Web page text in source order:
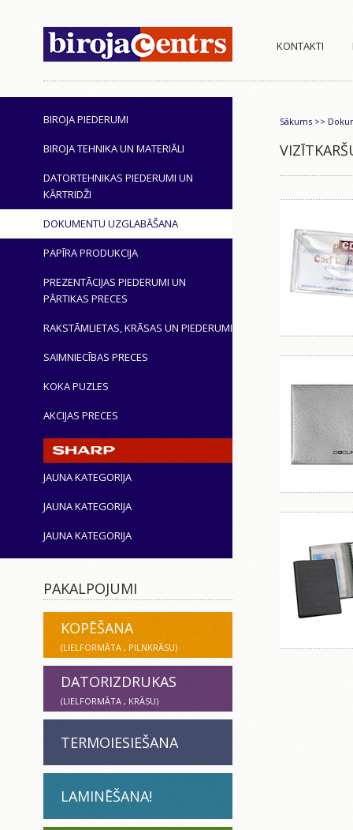
KONTAKTI
BIROJA PIEDERUMI
BIROJA TEHNIKA UN MATERIĀLI
DATORTEHNIKAS PIEDERUMI UN
KĀRTRIDŽI
DOKUMENTU UZGLABĀŠANA
PAPĪRA PRODUKCIJA
PREZENTĀCIJAS PIEDERUMI UN
PĀRTIKAS PRECES
RAKSTĀMLIETAS, KRĀSAS UN PIEDERUMI
SAIMNIECĪBAS PRECES
KOKA PUZLES
AKCIJAS PRECES
JAUNA KATEGORIJA
JAUNA KATEGORIJA
JAUNA KATEGORIJA
Sākums >>
PAKALPOJUMI
KOPĒŠANA
(LIELFORMĀTA , PILNKRĀSU)
DATORIZDRUKAS
(LIELFORMĀTA , KRĀSU)
TERMOIESIEŠANA
LAMINĒŠANA!